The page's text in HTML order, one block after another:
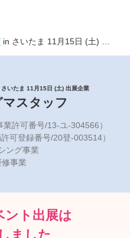
in さいたま 11月15日 (土) 出展企業
いたま 11月15日 (土) 出展企業
スタッフ
許可番号/13-ユ-304566）
可登録番号/20登-003514）
ング事業
事業
ント出展は
ました